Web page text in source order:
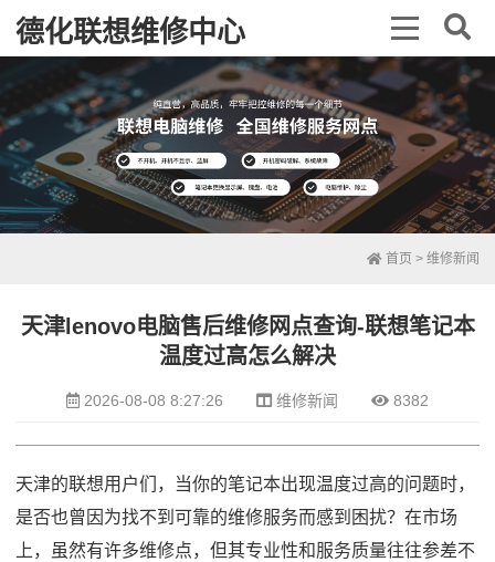
德化联想维修中心
首页 > 维修新闻
天津lenovo电脑售后维修网点查询-联想笔记本
温度过高怎么解决
2026-08-08 8:27:26 维修新闻 8382
天津的联想用户们，当你的笔记本出现温度过高的问题时，
是否也曾因为找不到可靠的维修服务而感到困扰？在市场
上，虽然有许多维修点，但其专业性和服务质量往往参差不